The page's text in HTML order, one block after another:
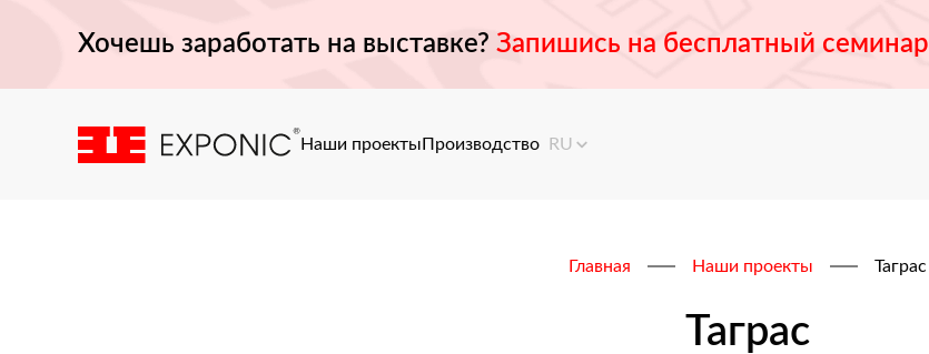
Хочешь заработать на выставке? Запишись на бесплатный семинар
Наши проекты Производство RU
Главная Наши проекты Таграс
Таграс